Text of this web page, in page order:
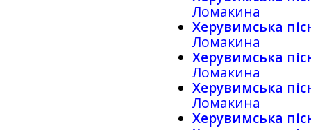
Ломакина
Херувимська
Ломакина
Херувимська
Ломакина
Херувимська
Ломакина
Херувимська